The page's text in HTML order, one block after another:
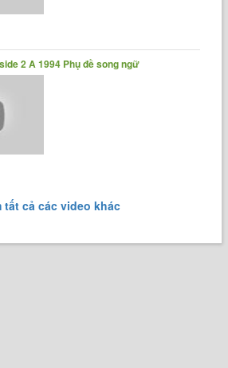
2 A 1994 Phụ đề song ngữ
tất cả các video khác